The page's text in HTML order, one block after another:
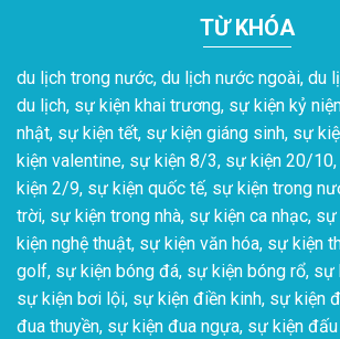
TỪ KHÓA
du lịch trong nước, du lịch nước ngoài, du
du lịch, sự kiện khai trương, sự kiện kỷ
nhật, sự kiện tết, sự kiện giáng sinh, sự
kiện valentine, sự kiện 8/3, sự kiện 20/
kiện 2/9, sự kiện quốc tế, sự kiện trong
trời, sự kiện trong nhà, sự kiện ca nhạc,
kiện nghệ thuật, sự kiện văn hóa, sự kiện
golf, sự kiện bóng đá, sự kiện bóng rổ, sự
sự kiện bơi lội, sự kiện điền kinh, sự kiện
đua thuyền, sự kiện đua ngựa, sự kiện